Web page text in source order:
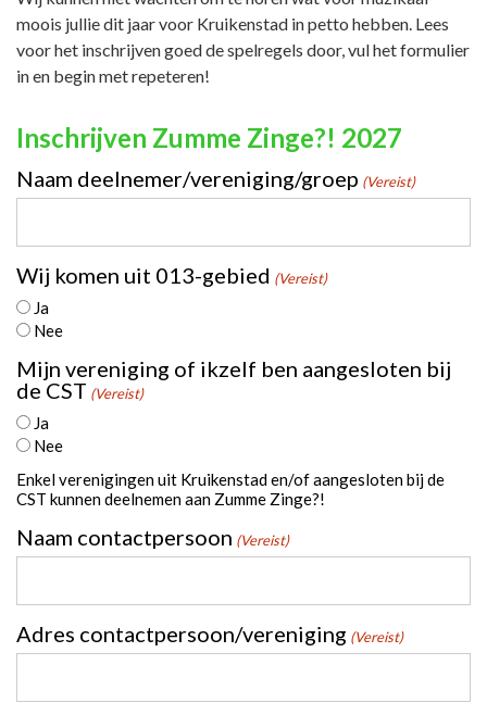
moois jullie dit jaar voor Kruikenstad in petto hebben. Lees
voor het inschrijven goed de spelregels door, vul het formulier
in en begin met repeteren!
Inschrijven Zumme Zinge?! 2027
Naam deelnemer/vereniging/groep (Vereist)
Wij komen uit 013-gebied (Vereist)
Ja
Nee
Mijn vereniging of ikzelf ben aangesloten bij
de CST (Vereist)
Ja
Nee
Enkel verenigingen uit Kruikenstad en/of aangesloten bij de
CST kunnen deelnemen aan Zumme Zinge?!
Naam contactpersoon (Vereist)
Adres contactpersoon/vereniging (Vereist)